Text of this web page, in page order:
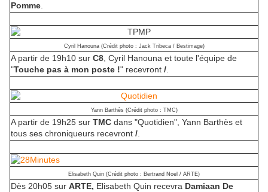
Pomme
Cyril Hanouna (Crédit photo : Jack Tribeca / Bestimage)
A partir de 19h10 sur C8 , Cyril Hanouna et toute l'équipe de
"Touche pas à mon poste !" recevront /
Yann Barthès (Crédit photo : TMC)
A partir de 19h25 sur TMC dans "Quotidien", Yann Barthès et
tous ses chroniqueurs recevront /
Elisabeth Quin (Crédit photo : Bertrand Noel / ARTE)
Dès 20h05 sur ARTE, Elisabeth Quin recevra Damiaan De